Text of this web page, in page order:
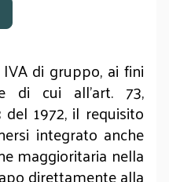
di gruppo, ai fini
di cui all’art. 73,
del 1972, il requisito
integrato anche
maggioritaria nella